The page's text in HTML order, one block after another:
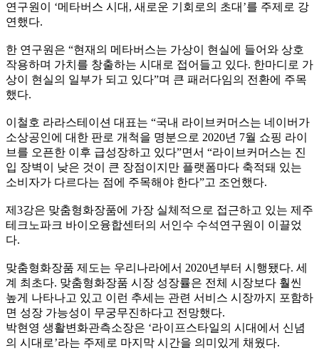
연구원이 ‘메타버스 시대 , 새로운 기회로의 초대 ’를 주제로 강
연했다.
한 연구원은 “현재의 메타버스는 가상이 현실에 들어와 상호
작용하며 가치를 창출하는 시대로 접어들고 있다. 한마디로 가
상이 현실의 일부가 되고 있다”며 큰 패러다임의 전환에 주목
했다.
이철호 라라스테이션 대표는 “국내 라이브커머스는 네이버가
소상공인에 대한 판로 개척을 명분으로 2020년 7월 쇼핑 라이
브를 오픈한 이후 급성장하고 있다”면서 “라이브커머스는 진
입 장벽이 낮은 것이 큰 장점이지만 플랫폼마다 축적돼 있는
소비자가 다르다는 점에 주목해야 한다”고 조언했다.
제 3강은 맞춤형화장품에 가장 실체적으로 접근하고 있는 제주
테크노파크 바이오융합센터의 서인수 수석연구원이 이끌었
다.
맞춤형화장품 제도는 우리나라에서 2020년부터 시행됐다. 세
계 최초다. 맞춤형화장품 시장 성장률은 전체 시장보다 훨씬
높게 나타나고 있고 이런 추세는 관련 서비스 시장까지 포함하
면 성장 가능성이 무궁무진하다고 전망했다.
박현영 생활변화관측소장은 ‘라이프스타일의 시대에서 신념
의 시대로’라는 주제로 마지막 시간을 의미있게 채웠다.